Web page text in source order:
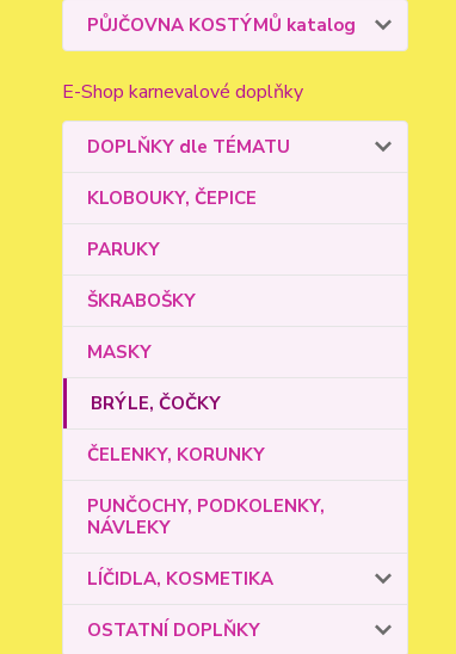
PŮJČOVNA KOSTÝMŮ katalog
E-Shop karnevalové doplňky
DOPLŇKY dle TÉMATU
KLOBOUKY, ČEPICE
PARUKY
ŠKRABOŠKY
MASKY
BRÝLE, ČOČKY
ČELENKY, KORUNKY
PUNČOCHY, PODKOLENKY,
NÁVLEKY
LÍČIDLA, KOSMETIKA
OSTATNÍ DOPLŇKY